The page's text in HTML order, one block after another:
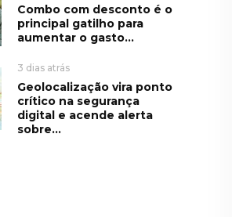
Combo com desconto é o
principal gatilho para
aumentar o gasto...
3 dias atrás
Geolocalização vira ponto
crítico na segurança
digital e acende alerta
sobre...